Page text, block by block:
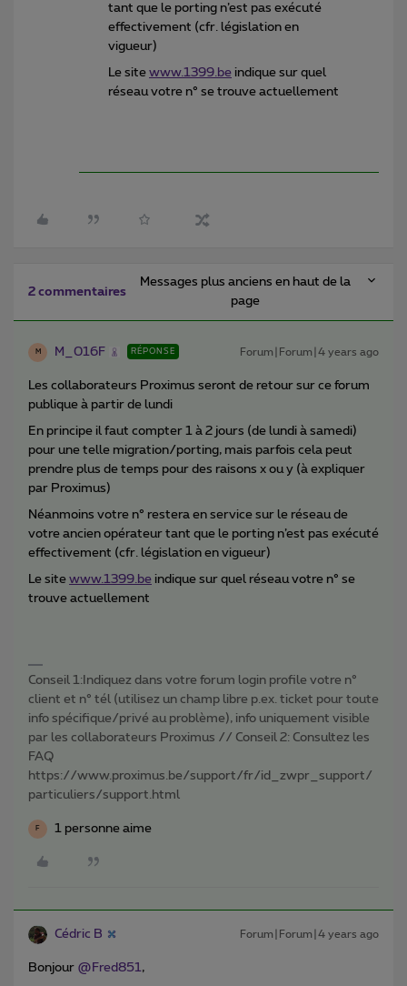
tant que le porting n’est pas exécuté
effectivement (cfr. législation en
vigueur)
Le site www.1399.be indique sur quel
réseau votre n° se trouve actuellement
2 commentaires
Messages plus anciens en haut de la
page
M M_016F RÉPONSE Forum|Forum|4 years ago
Les collaborateurs Proximus seront de retour sur ce forum
publique à partir de lundi
En principe il faut compter 1 à 2 jours (de lundi à samedi)
pour une telle migration/porting, mais parfois cela peut
prendre plus de temps pour des raisons x ou y (à expliquer
par Proximus)
Néanmoins votre n° restera en service sur le réseau de
votre ancien opérateur tant que le porting n’est pas exécuté
effectivement (cfr. législation en vigueur)
Le site www.1399.be indique sur quel réseau votre n° se
trouve actuellement
Conseil 1:Indiquez dans votre forum login profile votre n°
client et n° tél (utilisez un champ libre p.ex. ticket pour toute
info spécifique/privé au problème), info uniquement visible
par les collaborateurs Proximus // Conseil 2: Consultez les
FAQ
https://www.proximus.be/support/fr/id_zwpr_support/
particuliers/support.html
F 1 personne aime
Cédric B Forum|Forum|4 years ago
Bonjour @Fred851 ,